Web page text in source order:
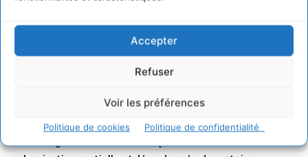
Accepter
Refuser
Voir les préférences
Politique de cookies Politique de confidentialité
besoins qui se font jour. Elles peuvent le faire avec leurs
moyens actuels et voir dans la nécessaire adaptation aux
ruptures en cours une opportunité d’innover. Cette note a
été enfin volontairement limitée à la seule mobilité
économiques (métropolisation, coût de l’immobilier,
habitat proche de la nature, etc.), ni la politique